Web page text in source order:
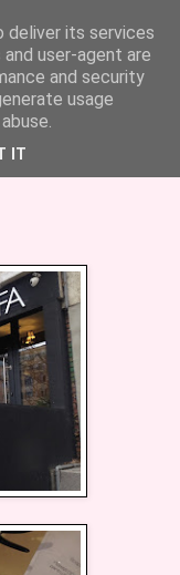
cum am
deliver its services
user-agent are
and security
usage
IT